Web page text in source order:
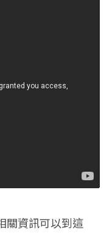
關資訊可以到這